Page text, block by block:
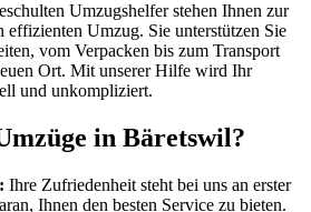
Umzugshelfer stehen Ihnen zur
effizienten Umzug. Sie unterstützen Sie
vom Verpacken bis zum Transport
Ort. Mit unserer Hilfe wird Ihr
und unkompliziert.
in Bäretswil?
Ihre Zufriedenheit steht bei uns an erster
Ihnen den besten Service zu bieten.